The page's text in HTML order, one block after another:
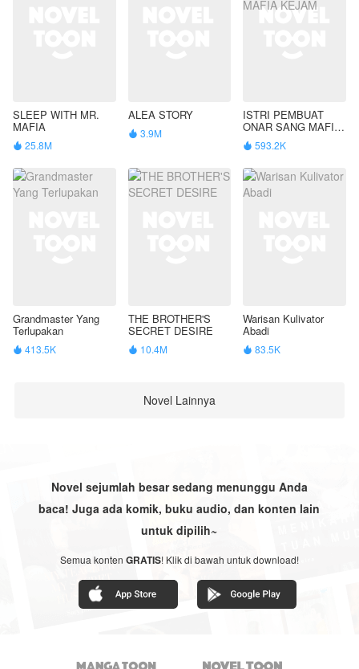
SLEEP WITH MR.
MAFIA
 25.8M
ALEA STORY
 3.9M
ISTRI PEMBUAT
ONAR SANG MAFIA
KEJAM
 593.2K
Grandmaster Yang
Terlupakan
 413.5K
THE BROTHER'S
SECRET DESIRE
 10.4M
Warisan Kulivator
Abadi
 83.5K
Novel Lainnya
Novel sejumlah besar sedang menunggu Anda
baca! Juga ada komik, buku audio, dan konten lain
untuk dipilih~
Semua konten GRATIS! Klik di bawah untuk download!